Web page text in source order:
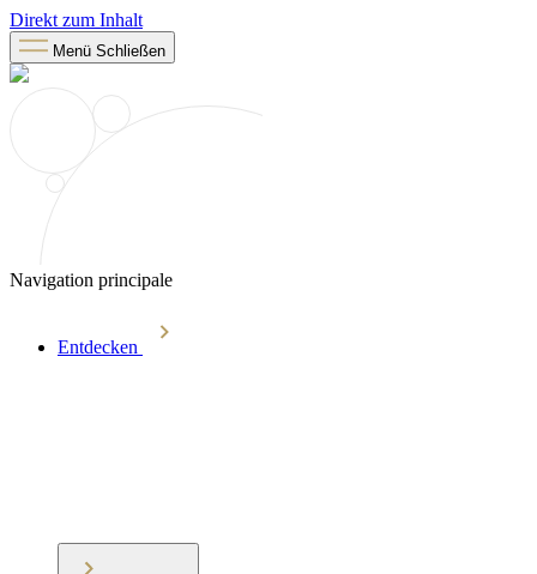
Direkt zum Inhalt
Menü Schließen
Navigation principale
Entdecken